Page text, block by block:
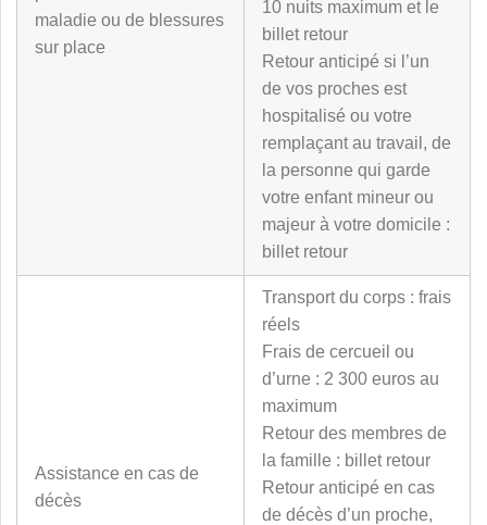
maladie ou de blessures
sur place
10 nuits maximum et le
billet retour
Retour anticipé si l’un
de vos proches est
hospitalisé ou votre
remplaçant au travail, de
la personne qui garde
votre enfant mineur ou
majeur à votre domicile :
billet retour
Assistance en cas de
décès
Transport du corps : frais
réels
Frais de cercueil ou
d’urne : 2 300 euros au
maximum
Retour des membres de
la famille : billet retour
Retour anticipé en cas
de décès d’un proche,